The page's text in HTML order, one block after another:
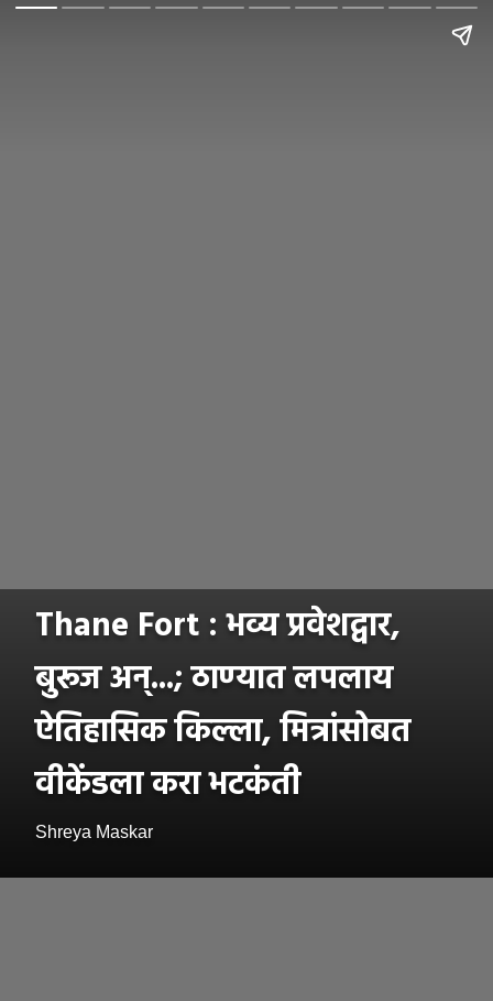
Thane Fort : भव्य प्रवेशद्वार,
बुरूज अन्...; ठाण्यात लपलाय
ऐतिहासिक किल्ला, मित्रांसोबत
वीकेंडला करा भटकंती
Shreya Maskar